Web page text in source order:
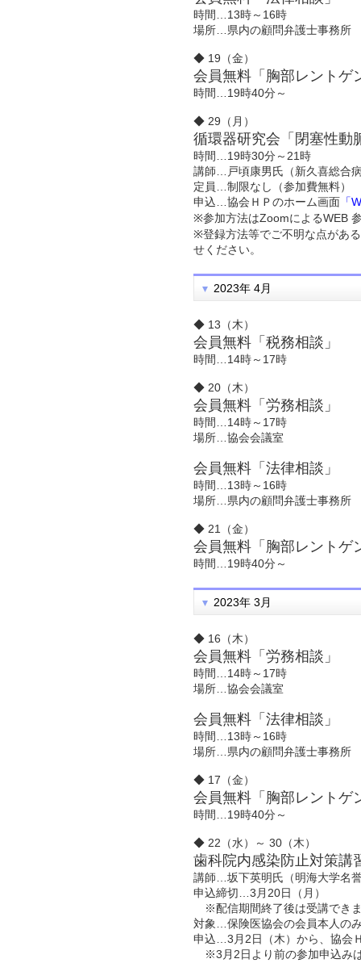
時間…13時～16時
場所…県内の顧問弁護士事務所
◆ 19（金）
会員無料「胸部レントゲ
時間…19時40分～
◆ 29（月）
循環器研究会「閉塞性動
時間…19時30分～21時
講師…戸頃康男氏（新久喜総合
定員…制限なし（参加費無料）
申込…協会ＨＰのホーム画面 「
※参加方法はZoomによるWEB
※登録方法等でご不明な点があ
せください。
2023年 4月
◆ 13（木）
会員無料「税務相談」
時間…14時～17時
◆ 20（木）
会員無料「労務相談」
時間…14時～17時
場所…協会会議室
会員無料「法律相談」
時間…13時～16時
場所…県内の顧問弁護士事務所
◆ 21（金）
会員無料「胸部レントゲ
時間…19時40分～
2023年 3月
◆ 16（木）
会員無料「労務相談」
時間…14時～17時
場所…協会会議室
会員無料「法律相談」
時間…13時～16時
場所…県内の顧問弁護士事務所
◆ 17（金）
会員無料「胸部レントゲ
時間…19時40分～
◆ 22（水）～ 30（木）
歯科院内感染防止対策講
講師…坂下英明氏（明海大学名
申込締切…3月20日（月）
※配信期間終了後は受講でき
対象…保険医協会の会員本人の
申込…3月2日（木）から、協会
※3月2日より前の参加申込み